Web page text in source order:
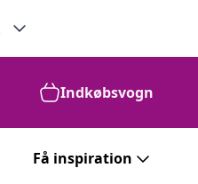
Indkøbsvogn
Få inspiration